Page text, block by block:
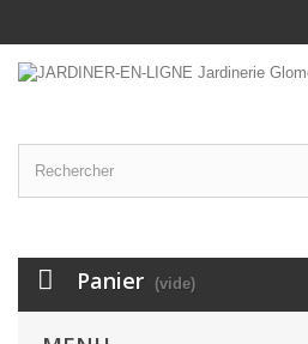
Panier (vide)